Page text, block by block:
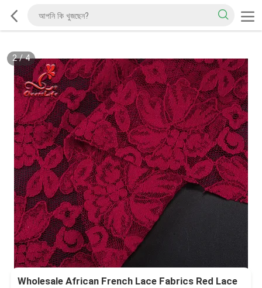
2/4
Wholesale African French Lace Fabrics Red Lace